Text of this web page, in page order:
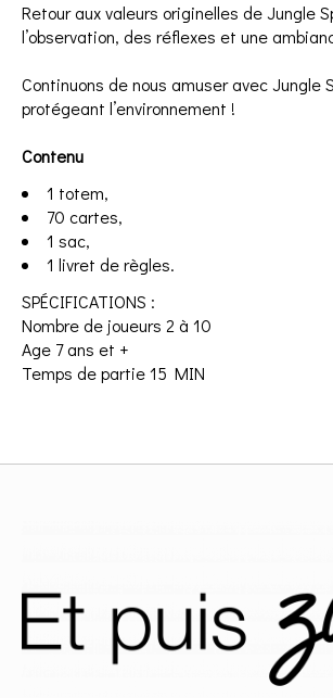
Retour aux valeurs originelles de Jungle
l’observation, des réflexes et une
Continuons de nous amuser avec Jungle
protégeant l’environnement !
Contenu
1 totem,
70 cartes,
1 sac,
1 livret de règles.
SPÉCIFICATIONS :
Nombre de joueurs 2 à 10
Age 7 ans et +
Temps de partie 15 MIN